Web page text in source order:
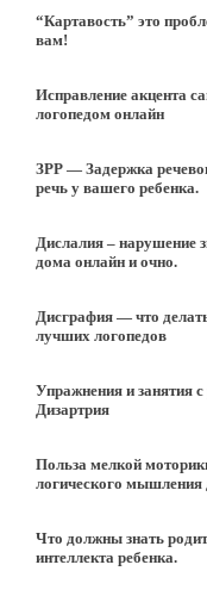
“Картавость” это
вам!
Исправление акцента
логопедом онлайн
ЗРР — Задержка
речь у вашего ребенка.
Дислалия – нарушение
дома онлайн и очно.
Дисграфия — что
лучших логопедов
Упражнения и занятия
Дизартрия
Польза мелкой
логического мышления
Что должны знать
интеллекта ребенка.